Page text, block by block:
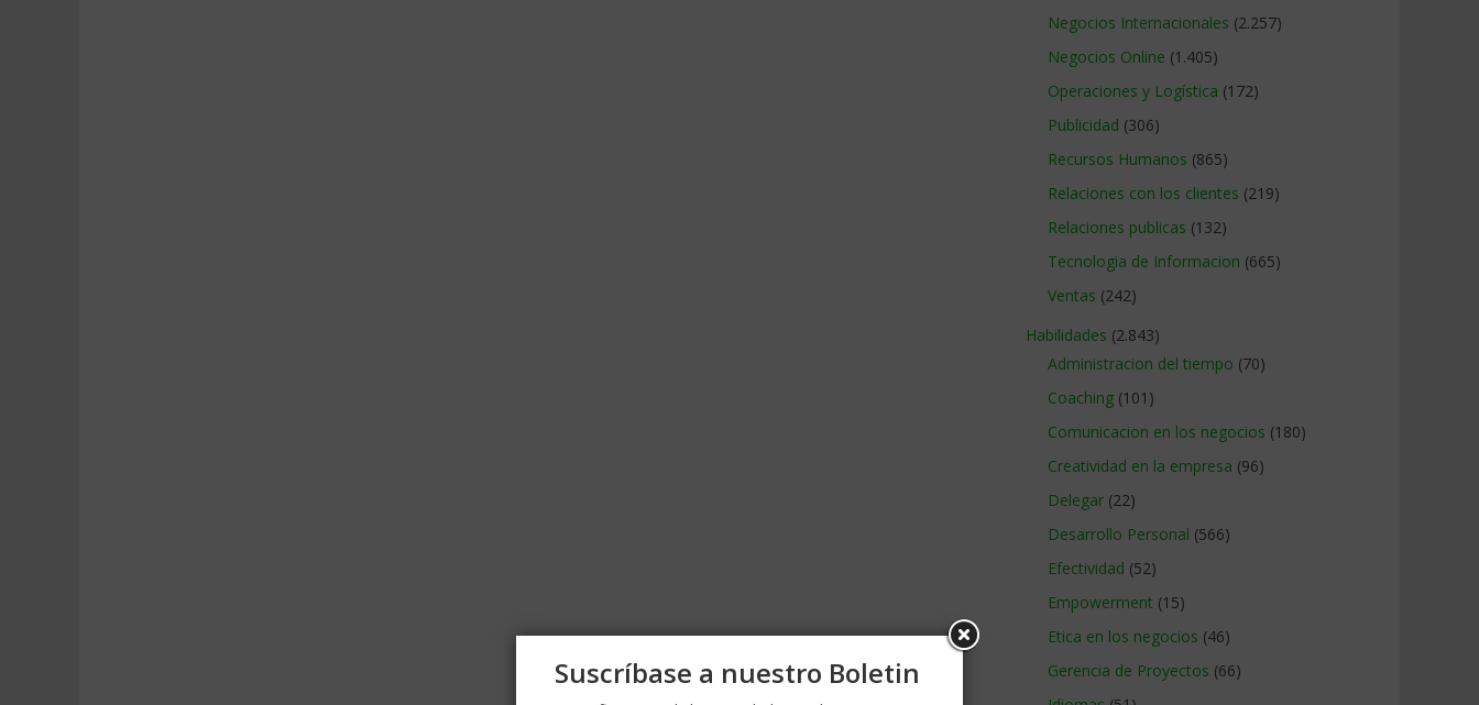
Negocios Internacionales (2.257)
Negocios Online (1.405)
Operaciones y Logística (172)
Publicidad (306)
Recursos Humanos (865)
Relaciones con los clientes (219)
Relaciones publicas (132)
Tecnologia de Informacion (665)
Ventas (242)
Habilidades (2.843)
Administracion del tiempo (70)
Coaching (101)
Comunicacion en los negocios (180)
Creatividad en la empresa (96)
Delegar (22)
Desarrollo Personal (566)
Efectividad (52)
Empowerment (15)
Etica en los negocios (46)
Gerencia de Proyectos (66)
Suscríbase a nuestro Boletin